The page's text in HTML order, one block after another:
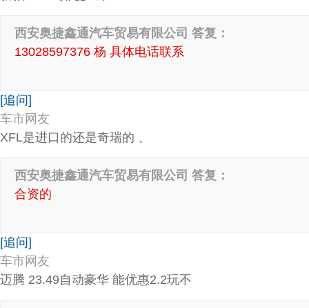
西安奥捷鑫通汽车贸易有限公司 答复：
13028597376 杨 具体电话联系
[追问]
车市网友
XFL是进口的还是奇瑞的 、
西安奥捷鑫通汽车贸易有限公司 答复：
合资的
[追问]
车市网友
迈腾 23.49自动豪华 能优惠2.2玩不